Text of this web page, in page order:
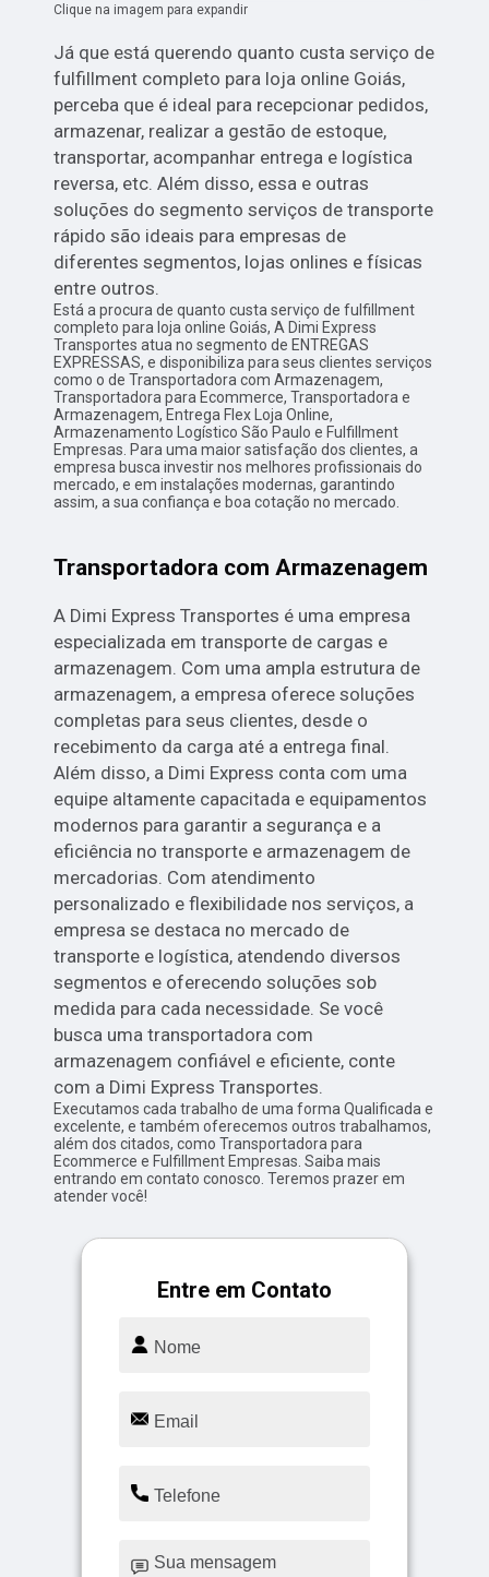
Clique na imagem para expandir
Já que está querendo quanto custa serviço de
fulfillment completo para loja online Goiás,
perceba que é ideal para recepcionar pedidos,
armazenar, realizar a gestão de estoque,
transportar, acompanhar entrega e logística
reversa, etc. Além disso, essa e outras
soluções do segmento serviços de transporte
rápido são ideais para empresas de
diferentes segmentos, lojas onlines e físicas
entre outros.
Está a procura de quanto custa serviço de fulfillment
completo para loja online Goiás, A Dimi Express
Transportes atua no segmento de ENTREGAS
EXPRESSAS, e disponibiliza para seus clientes serviços
como o de Transportadora com Armazenagem,
Transportadora para Ecommerce, Transportadora e
Armazenagem, Entrega Flex Loja Online,
Armazenamento Logístico São Paulo e Fulfillment
Empresas. Para uma maior satisfação dos clientes, a
empresa busca investir nos melhores profissionais do
mercado, e em instalações modernas, garantindo
assim, a sua confiança e boa cotação no mercado.
Transportadora com Armazenagem
A Dimi Express Transportes é uma empresa
especializada em transporte de cargas e
armazenagem. Com uma ampla estrutura de
armazenagem, a empresa oferece soluções
completas para seus clientes, desde o
recebimento da carga até a entrega final.
Além disso, a Dimi Express conta com uma
equipe altamente capacitada e equipamentos
modernos para garantir a segurança e a
eficiência no transporte e armazenagem de
mercadorias. Com atendimento
personalizado e flexibilidade nos serviços, a
empresa se destaca no mercado de
transporte e logística, atendendo diversos
segmentos e oferecendo soluções sob
medida para cada necessidade. Se você
busca uma transportadora com
armazenagem confiável e eficiente, conte
com a Dimi Express Transportes.
Executamos cada trabalho de uma forma Qualificada e
excelente, e também oferecemos outros trabalhamos,
além dos citados, como Transportadora para
Ecommerce e Fulfillment Empresas. Saiba mais
entrando em contato conosco. Teremos prazer em
atender você!
Entre em Contato